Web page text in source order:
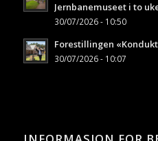
Jernbanemuseet i to
30/07/2026 - 10:50
Forestillingen
30/07/2026 - 10:07